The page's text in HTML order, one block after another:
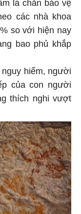
các nhà khoa
so với hiện nay
bao phủ khắp
hiểm, người
của con người
thích nghi vượt